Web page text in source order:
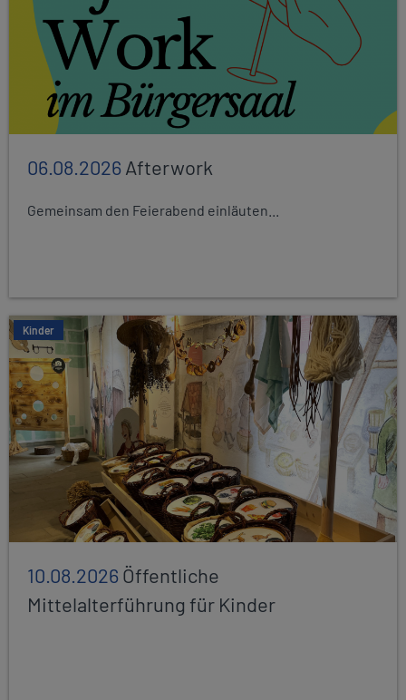
06.08.2026Afterwork
Gemeinsam den Feierabend einläuten...
Kinder
10.08.2026Öffentliche
Mittelalterführung für Kinder